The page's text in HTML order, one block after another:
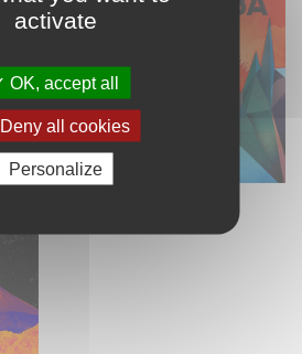
activate
OK, accept all
Deny all cookies
Personalize